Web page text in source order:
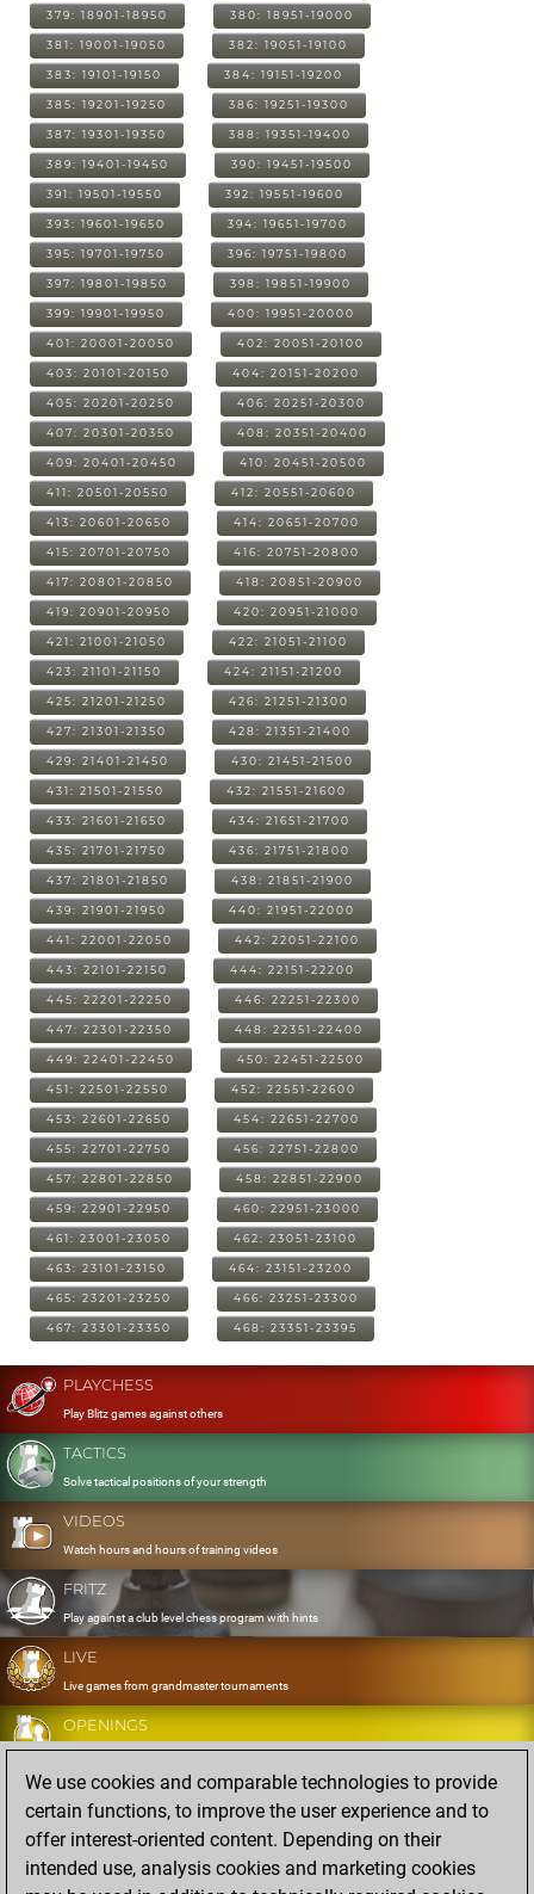
379: 18901-18950 380: 18951-19000
381: 19001-19050 382: 19051-19100
383: 19101-19150 384: 19151-19200
385: 19201-19250 386: 19251-19300
387: 19301-19350 388: 19351-19400
389: 19401-19450 390: 19451-19500
391: 19501-19550 392: 19551-19600
393: 19601-19650 394: 19651-19700
395: 19701-19750 396: 19751-19800
397: 19801-19850 398: 19851-19900
399: 19901-19950 400: 19951-20000
401: 20001-20050 402: 20051-20100
403: 20101-20150 404: 20151-20200
405: 20201-20250 406: 20251-20300
407: 20301-20350 408: 20351-20400
409: 20401-20450 410: 20451-20500
411: 20501-20550 412: 20551-20600
413: 20601-20650 414: 20651-20700
415: 20701-20750 416: 20751-20800
417: 20801-20850 418: 20851-20900
419: 20901-20950 420: 20951-21000
421: 21001-21050 422: 21051-21100
423: 21101-21150 424: 21151-21200
425: 21201-21250 426: 21251-21300
427: 21301-21350 428: 21351-21400
429: 21401-21450 430: 21451-21500
431: 21501-21550 432: 21551-21600
433: 21601-21650 434: 21651-21700
435: 21701-21750 436: 21751-21800
437: 21801-21850 438: 21851-21900
439: 21901-21950 440: 21951-22000
441: 22001-22050 442: 22051-22100
443: 22101-22150 444: 22151-22200
445: 22201-22250 446: 22251-22300
447: 22301-22350 448: 22351-22400
449: 22401-22450 450: 22451-22500
451: 22501-22550 452: 22551-22600
453: 22601-22650 454: 22651-22700
455: 22701-22750 456: 22751-22800
457: 22801-22850 458: 22851-22900
459: 22901-22950 460: 22951-23000
461: 23001-23050 462: 23051-23100
463: 23101-23150 464: 23151-23200
465: 23201-23250 466: 23251-23300
467: 23301-23350 468: 23351-23395
PLAYCHESS
Play Blitz games against others
TACTICS
Solve tactical positions of your strength
VIDEOS
Watch hours and hours of training videos
FRITZ
Play against a club level chess program with hints
LIVE
Live games from grandmaster tournaments
OPENINGS
Develop and exercise your openings
DATABASE
Eight million strong games
MYGAMES
Store and analyse your own games in the cloud
We use cookies and comparable technologies to provide
certain functions, to improve the user experience and to
offer interest-oriented content. Depending on their
intended use, analysis cookies and marketing cookies